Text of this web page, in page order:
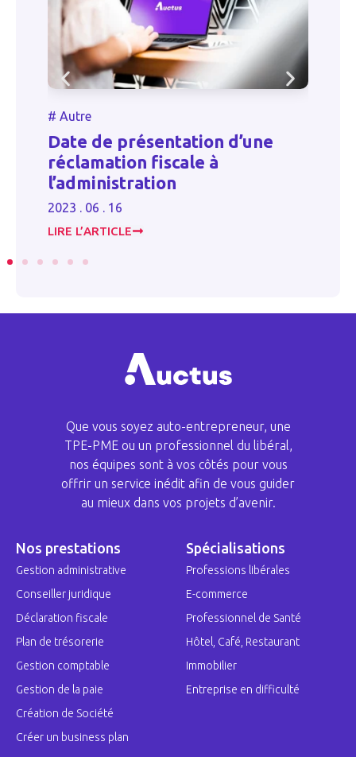
# Autre
Date de présentation d’une
réclamation fiscale à
l’administration
2023 . 06 . 16
LIRE L’ARTICLE
Que vous soyez auto-entrepreneur, une
TPE-PME ou un professionnel du libéral,
nos équipes sont à vos côtés pour vous
offrir un service inédit afin de vous guider
au mieux dans vos projets d’avenir.
Nos prestations
Gestion administrative
Conseiller juridique
Déclaration fiscale
Plan de trésorerie
Gestion comptable
Gestion de la paie
Création de Société
Créer un business plan
Spécialisations
Professions libérales
E-commerce
Professionnel de Santé
Hôtel, Café, Restaurant
Immobilier
Entreprise en difficulté